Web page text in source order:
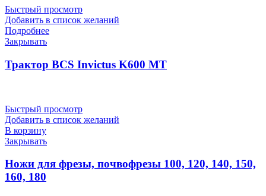
Быстрый просмотр
Добавить в список желаний
Подробнее
Закрывать
Трактор BCS Invictus K600 MT
Быстрый просмотр
Добавить в список желаний
В корзину
Закрывать
Ножи для фрезы, почвофрезы 100, 120, 140, 150,
160, 180